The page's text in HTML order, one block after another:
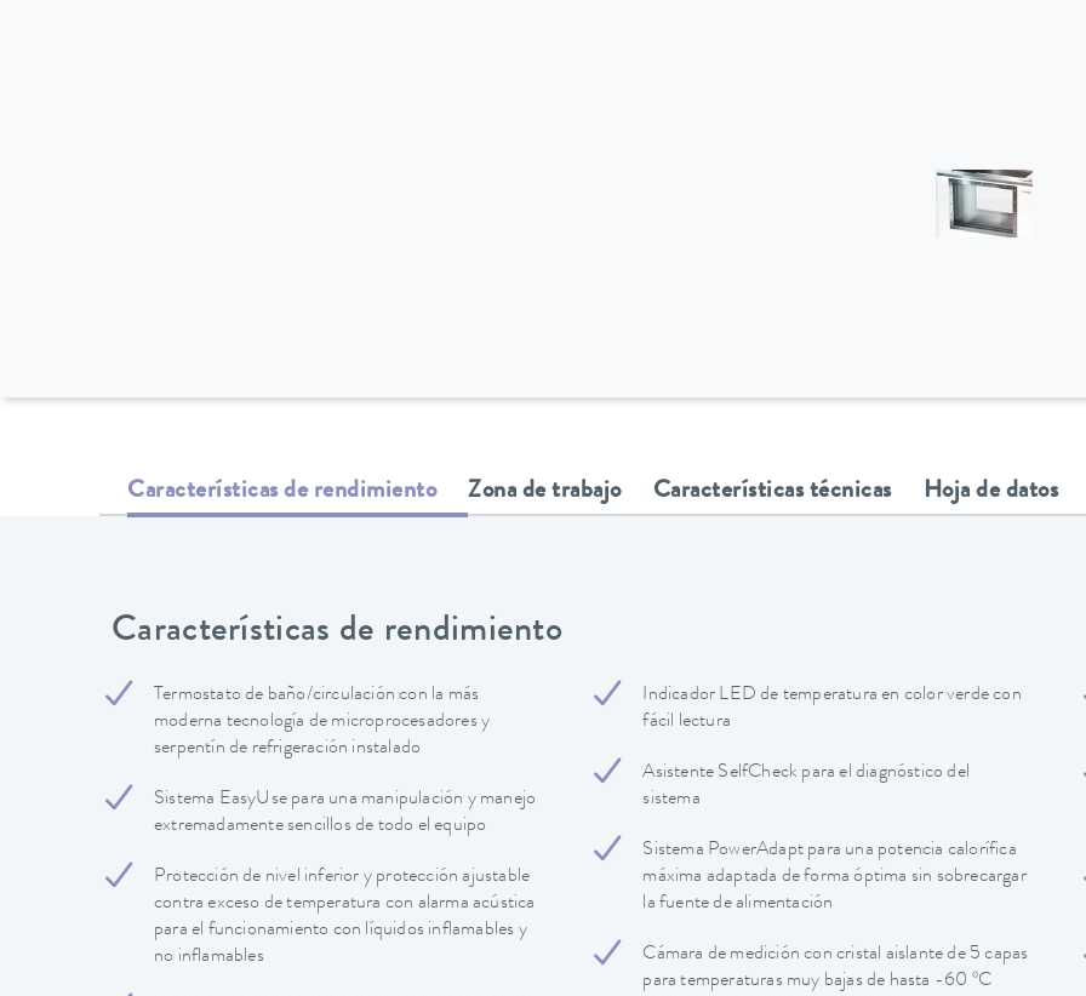
Características de rendimiento Zona de trabajo Características técnicas Hoja de datos
Características de rendimiento
Termostato de baño/circulación con la más
moderna tecnología de microprocesadores y
serpentín de refrigeración instalado
Sistema EasyUse para una manipulación y manejo
extremadamente sencillos de todo el equipo
Protección de nivel inferior y protección ajustable
contra exceso de temperatura con alarma acústica
para el funcionamiento con líquidos inflamables y
no inflamables
Indicador LED de temperatura en color verde con
fácil lectura
Asistente SelfCheck para el diagnóstico del
sistema
Sistema PowerAdapt para una potencia calorífica
máxima adaptada de forma óptima sin sobrecargar
la fuente de alimentación
Cámara de medición con cristal aislante de 5 capas
para temperaturas muy bajas de hasta -60 ºC